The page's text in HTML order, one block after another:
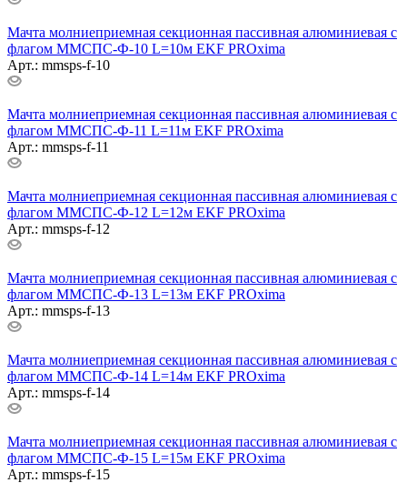
Мачта молниеприемная секционная пассивная алюминиевая c
флагом ММСПС-Ф-10 L=10м EKF PROxima
Арт.: mmsps-f-10
Мачта молниеприемная секционная пассивная алюминиевая c
флагом ММСПС-Ф-11 L=11м EKF PROxima
Арт.: mmsps-f-11
Мачта молниеприемная секционная пассивная алюминиевая c
флагом ММСПС-Ф-12 L=12м EKF PROxima
Арт.: mmsps-f-12
Мачта молниеприемная секционная пассивная алюминиевая c
флагом ММСПС-Ф-13 L=13м EKF PROxima
Арт.: mmsps-f-13
Мачта молниеприемная секционная пассивная алюминиевая c
флагом ММСПС-Ф-14 L=14м EKF PROxima
Арт.: mmsps-f-14
Мачта молниеприемная секционная пассивная алюминиевая c
флагом ММСПС-Ф-15 L=15м EKF PROxima
Арт.: mmsps-f-15